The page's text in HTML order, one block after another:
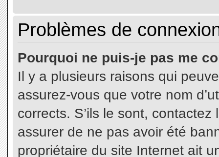
Problèmes de
Pourquoi ne puis-je pas me
Il y a plusieurs raisons qui
assurez-vous que votre nom
corrects. S’ils le sont,
assurer de ne pas avoir été
propriétaire du site Internet ait